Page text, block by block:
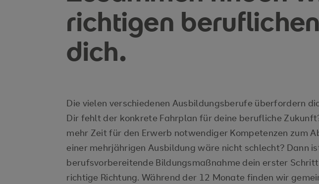
richtigen
dich.
Die vielen verschiedenen Ausbildungsberufe überfordern
Dir fehlt der konkrete Fahrplan für deine berufliche
mehr Zeit für den Erwerb notwendiger Kompetenzen zum
einer mehrjährigen Ausbildung wäre nicht schlecht? Dann
berufsvorbereitende Bildungsmaßnahme dein erster
richtige Richtung. Während der 12 Monate finden wir